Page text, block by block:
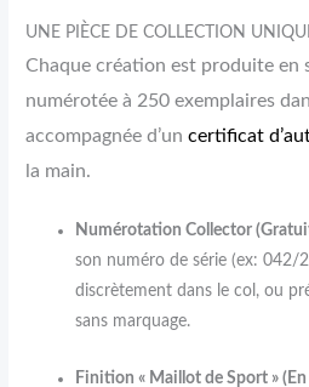
UNE PIÈCE DE COLLECTION
Chaque création est produite en
numérotée à 250 exemplaires
accompagnée d’uncertificat
la main.
Numérotation Collector
son numéro de série (ex: 042/
discrètement dans le col, ou
sans marquage.
Finition « Maillot de Sport »